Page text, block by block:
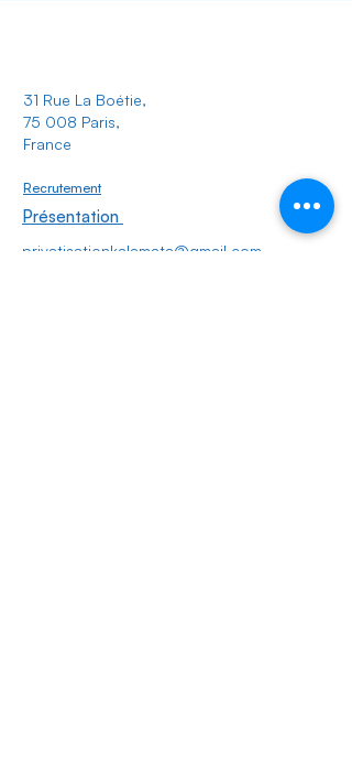
31 Rue La Boétie,
75 008 Paris,
France
Recrutement
Présentation
privatisationkalamata@gmail.com